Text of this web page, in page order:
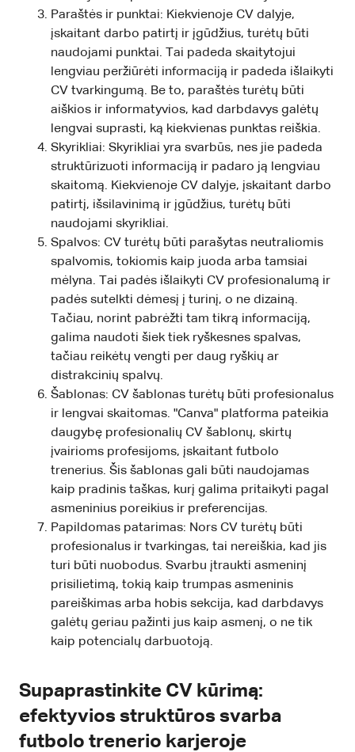
Paraštės ir punktai: Kiekvienoje CV dalyje,
įskaitant darbo patirtį ir įgūdžius, turėtų būti
naudojami punktai. Tai padeda skaitytojui
lengviau peržiūrėti informaciją ir padeda išlaikyti
CV tvarkingumą. Be to, paraštės turėtų būti
aiškios ir informatyvios, kad darbdavys galėtų
lengvai suprasti, ką kiekvienas punktas reiškia.
Skyrikliai: Skyrikliai yra svarbūs, nes jie padeda
struktūrizuoti informaciją ir padaro ją lengviau
skaitomą. Kiekvienoje CV dalyje, įskaitant darbo
patirtį, išsilavinimą ir įgūdžius, turėtų būti
naudojami skyrikliai.
Spalvos: CV turėtų būti parašytas neutraliomis
spalvomis, tokiomis kaip juoda arba tamsiai
mėlyna. Tai padės išlaikyti CV profesionalumą ir
padės sutelkti dėmesį į turinį, o ne dizainą.
Tačiau, norint pabrėžti tam tikrą informaciją,
galima naudoti šiek tiek ryškesnes spalvas,
tačiau reikėtų vengti per daug ryškių ar
distrakcinių spalvų.
Šablonas: CV šablonas turėtų būti profesionalus
ir lengvai skaitomas. "Canva" platforma pateikia
daugybę profesionalių CV šablonų, skirtų
įvairioms profesijoms, įskaitant futbolo
trenerius. Šis šablonas gali būti naudojamas
kaip pradinis taškas, kurį galima pritaikyti pagal
asmeninius poreikius ir preferencijas.
Papildomas patarimas: Nors CV turėtų būti
profesionalus ir tvarkingas, tai nereiškia, kad jis
turi būti nuobodus. Svarbu įtraukti asmeninį
prisilietimą, tokią kaip trumpas asmeninis
pareiškimas arba hobis sekcija, kad darbdavys
galėtų geriau pažinti jus kaip asmenį, o ne tik
kaip potencialų darbuotoją.
Supaprastinkite CV kūrimą:
efektyvios struktūros svarba
futbolo trenerio karjeroje